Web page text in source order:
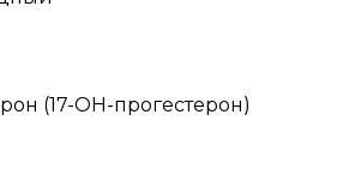
(17-OH-прогестерон)